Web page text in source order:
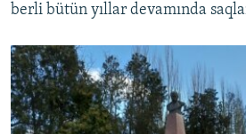
berli bütün yıllar devamında